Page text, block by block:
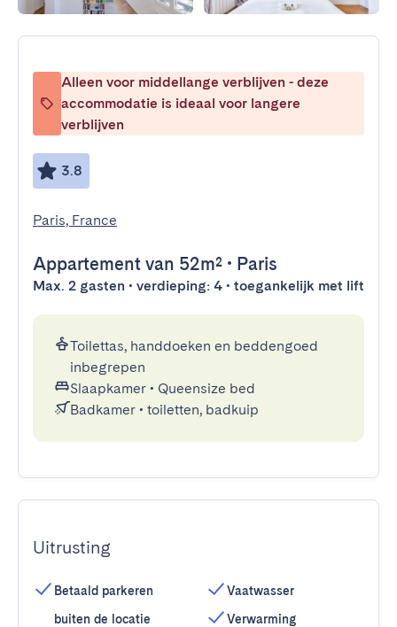
Alleen voor middellange verblijven - deze
accommodatie is ideaal voor langere
verblijven
3.8
Paris, France
Appartement van 52m² • Paris
Max. 2 gasten • verdieping: 4 • toegankelijk met lift
Toilettas, handdoeken en beddengoed
inbegrepen
Slaapkamer • Queensize bed
Badkamer • toiletten, badkuip
Uitrusting
Betaald parkeren
buiten de locatie
Vaatwasser
Verwarming